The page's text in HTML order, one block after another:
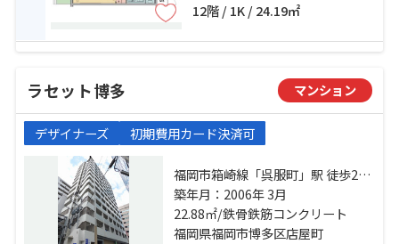
12階 / 1K / 24.19㎡
ラセット博多 マンション
デザイナーズ 初期費用カード決済可
福岡市箱崎線「呉服町」駅 徒歩2分
福岡市空港線「中洲川端」駅 徒歩5
分 鹿児島本線「博多」駅 徒歩19分
築年月：2006年 3月
22.88㎡/鉄骨鉄筋コンクリート
福岡県福岡市博多区店屋町